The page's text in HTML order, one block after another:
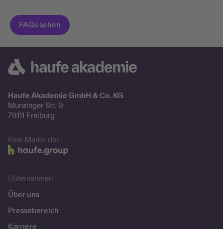
Haufe Akademie GmbH & Co. KG
Munzinger Str. 9
79111 Freiburg
Eine Marke der
Unternehmen
Über uns
Pressebereich
Karriere